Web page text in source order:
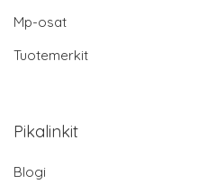
Mp-osat
Tuotemerkit
Pikalinkit
Blogi